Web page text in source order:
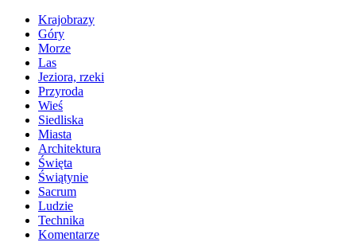
Krajobrazy
Góry
Morze
Las
Jeziora, rzeki
Przyroda
Wieś
Siedliska
Miasta
Architektura
Święta
Świątynie
Sacrum
Ludzie
Technika
Komentarze